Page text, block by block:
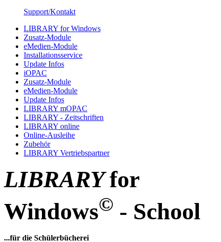
Support/Kontakt
LIBRARY for Windows
Zusatz-Module
eMedien-Module
Installationsservice
Update Infos
iOPAC
Zusatz-Module
eMedien-Module
Update Infos
LIBRARY mOPAC
LIBRARY - Zeitschriften
LIBRARY online
Online-Ausleihe
Zubehör
LIBRARY Vertriebspartner
LIBRARYfor
Windows© - School
...für die Schülerbücherei